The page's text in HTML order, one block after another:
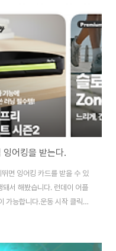
베케이션을 선호하는 건넓
가 좋았습니다.속초고속버스
만, 걷지 못할 정도는 아니었
어킹을 받는다.
면 잉어킹 카드를 받을 수 있
서 해봤습니다. 런데이 어플
가능합니다.운동 시작 클릭
기타 인증서가 발급됩니다.
다. 챌린지 리워드 유저 코드